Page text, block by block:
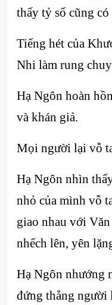
thấy tỷ số cũng
Tiếng hét của
Nhi làm rung
Hạ Ngôn hoàn
và khán giả.
Mọi người lại vỗ
Hạ Ngôn nhìn
nhỏ của mình vỗ
giao nhau với
nhếch lên, yên
Hạ Ngôn nhướng
đứng thẳng người